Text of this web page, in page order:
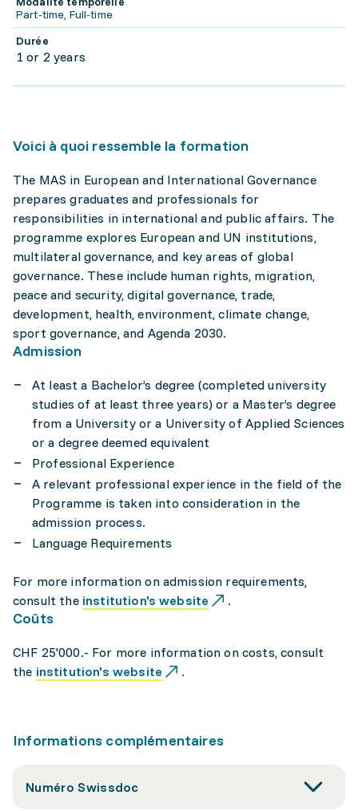
Part-time, Full-time
Durée
1 or 2 years
Voici à quoi ressemble la formation
The MAS in European and International Governance
prepares graduates and professionals for
responsibilities in international and public affairs. The
programme explores European and UN institutions,
multilateral governance, and key areas of global
governance. These include human rights, migration,
peace and security, digital governance, trade,
development, health, environment, climate change,
sport governance, and Agenda 2030.
Admission
At least a Bachelor’s degree (completed university
studies of at least three years) or a Master’s degree
from a University or a University of Applied Sciences
or a degree deemed equivalent
Professional Experience
A relevant professional experience in the field of the
Programme is taken into consideration in the
admission process.
Language Requirements
For more information on admission requirements,
consult the institution's website .
Coûts
CHF 25'000.- For more information on costs, consult
the institution's website .
Informations complémentaires
Numéro Swissdoc